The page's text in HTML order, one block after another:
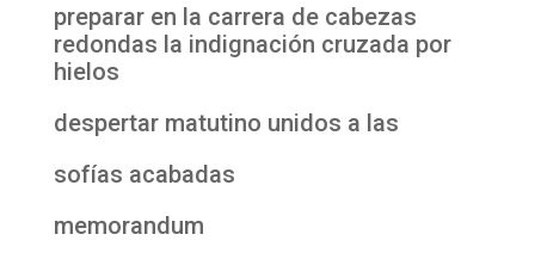
preparar en la carrera de cabezas
redondas la indignación cruzada por
hielos
despertar matutino unidos a las
sofías acabadas
memorandum